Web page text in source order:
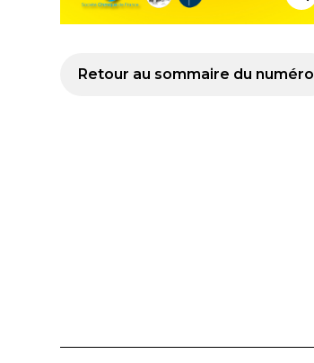
Retour au sommaire du numéro